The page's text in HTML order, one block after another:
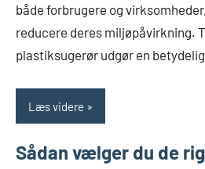
både forbrugere og
reducere deres miljøpåvirkning.
plastiksugerør udgør en
Læs videre
Sådan vælger du de